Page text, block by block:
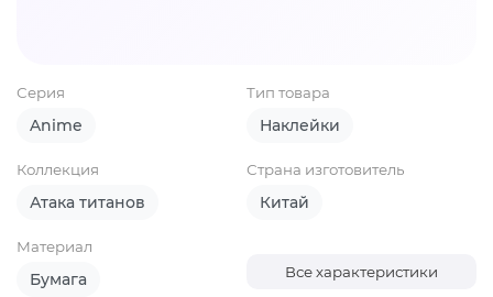
Серия
Anime
Тип товара
Наклейки
Коллекция
Атака титанов
Страна изготовитель
Китай
Материал
Бумага Все характеристики